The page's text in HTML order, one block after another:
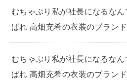
むちゃぶり私が社長になるな
ばれ 高畑充希の衣装のブランド
むちゃぶり私が社長になるな
ばれ 高畑充希の衣装のブラン